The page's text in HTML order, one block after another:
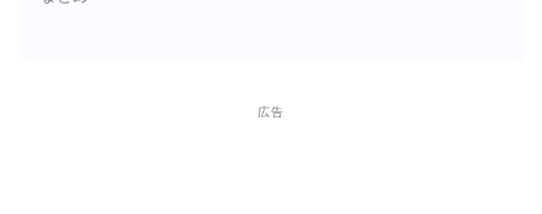
広告